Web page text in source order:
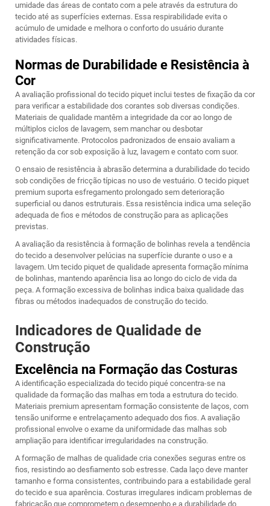
umidade das áreas de contato com a pele através da estrutura do
tecido até as superfícies externas. Essa respirabilidade evita o
acúmulo de umidade e melhora o conforto do usuário durante
atividades físicas.
Normas de Durabilidade e Resistência à
Cor
A avaliação profissional do tecido piquet inclui testes de fixação da cor
para verificar a estabilidade dos corantes sob diversas condições.
Materiais de qualidade mantêm a integridade da cor ao longo de
múltiplos ciclos de lavagem, sem manchar ou desbotar
significativamente. Protocolos padronizados de ensaio avaliam a
retenção da cor sob exposição à luz, lavagem e contato com suor.
O ensaio de resistência à abrasão determina a durabilidade do tecido
sob condições de fricção típicas no uso de vestuário. O tecido piquet
premium suporta esfregamento prolongado sem deterioração
superficial ou danos estruturais. Essa resistência indica uma seleção
adequada de fios e métodos de construção para as aplicações
previstas.
A avaliação da resistência à formação de bolinhas revela a tendência
do tecido a desenvolver pelúcias na superfície durante o uso e a
lavagem. Um tecido piquet de qualidade apresenta formação mínima
de bolinhas, mantendo aparência lisa ao longo do ciclo de vida da
peça. A formação excessiva de bolinhas indica baixa qualidade das
fibras ou métodos inadequados de construção do tecido.
Indicadores de Qualidade de
Construção
Excelência na Formação das Costuras
A identificação especializada do tecido piqué concentra-se na
qualidade da formação das malhas em toda a estrutura do tecido.
Materiais premium apresentam formação consistente de laços, com
tensão uniforme e entrelaçamento adequado dos fios. A avaliação
profissional envolve o exame da uniformidade das malhas sob
ampliação para identificar irregularidades na construção.
A formação de malhas de qualidade cria conexões seguras entre os
fios, resistindo ao desfiamento sob estresse. Cada laço deve manter
tamanho e forma consistentes, contribuindo para a estabilidade geral
do tecido e sua aparência. Costuras irregulares indicam problemas de
fabricação que comprometem o desempenho e a durabilidade do